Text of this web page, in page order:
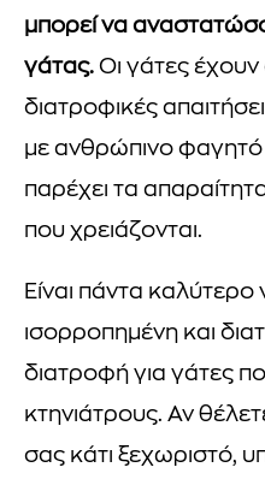
μπορεί να
γάτας. Οι γάτες
διατροφικές
με ανθρώπινο φαγητό
παρέχει τα
που χρειάζονται.
Είναι πάντα καλύτερο
ισορροπημένη και
διατροφή για γάτες
κτηνιάτρους. Αν
σας κάτι ξεχωριστό,